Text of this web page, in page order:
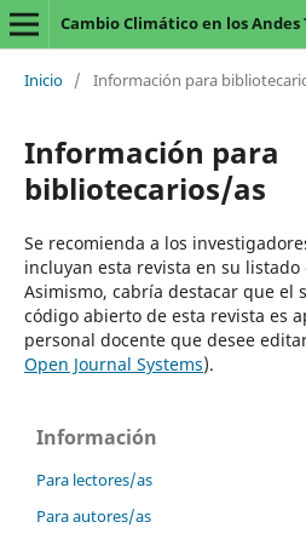
Cambio Climático en los Andes
Inicio / Información para
Información para
bibliotecarios/as
Se recomienda a los
incluyan esta revista en su
Asimismo, cabría destacar que el
código abierto de esta revista es
personal docente que desee
Open Journal Systems).
Información
Para lectores/as
Para autores/as